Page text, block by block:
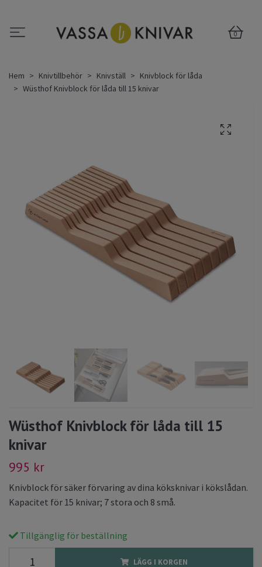
0
Hem Knivtillbehör Knivställ
Knivblock för låda
Wüsthof Knivblock för låda till 15 knivar
Wüsthof Knivblock för låda till 15
knivar
995 kr
Knivblock för säker förvaring av dina köksknivar i kökslådan.
Kapacitet för 15 knivar; 7 stora och 8 små.
Tillgänglig för beställning
LÄGG I KORGEN